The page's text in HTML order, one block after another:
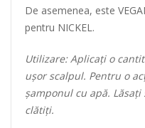
De asemenea, este
pentru NICKEL.
Utilizare: Aplicați o
ușor scalpul. Pentru o
șamponul cu apă.
clătiți.